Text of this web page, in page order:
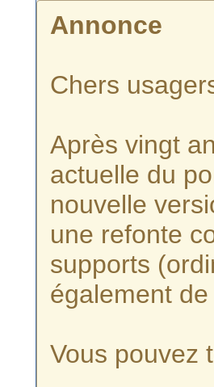
Annonce
Chers
Après vingt
actuelle du
nouvelle
une refonte
supports
également
Vous pouvez